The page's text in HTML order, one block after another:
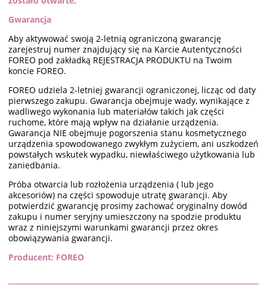
Gwarancja
Aby aktywować swoją 2-letnią ograniczoną gwarancję
zarejestruj numer znajdujący się na Karcie Autentyczności
FOREO pod zakładką REJESTRACJA PRODUKTU na Twoim
koncie FOREO.
FOREO udziela 2-letniej gwarancji ograniczonej, licząc od daty
pierwszego zakupu. Gwarancja obejmuje wady, wynikające z
wadliwego wykonania lub materiałów takich jak części
ruchome, które mają wpływ na działanie urządzenia.
Gwarancja NIE obejmuje pogorszenia stanu kosmetycznego
urządzenia spowodowanego zwykłym zużyciem, ani uszkodzeń
powstałych wskutek wypadku, niewłaściwego użytkowania lub
zaniedbania.
Próba otwarcia lub rozłożenia urządzenia ( lub jego
akcesoriów) na części spowoduje utratę gwarancji. Aby
potwierdzić gwarancję prosimy zachować oryginalny dowód
zakupu i numer seryjny umieszczony na spodzie produktu
wraz z niniejszymi warunkami gwarancji przez okres
obowiązywania gwarancji.
Producent: FOREO